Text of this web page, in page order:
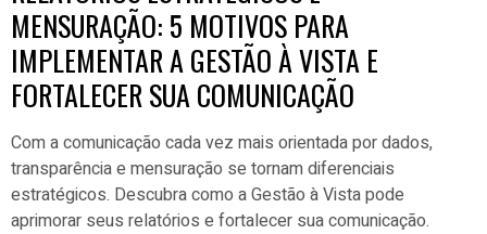
MENSURAÇÃO: 5 MOTIVOS PARA
IMPLEMENTAR A GESTÃO À VISTA E
FORTALECER SUA COMUNICAÇÃO
Com a comunicação cada vez mais orientada por dados,
transparência e mensuração se tornam diferenciais
estratégicos. Descubra como a Gestão à Vista pode
aprimorar seus relatórios e fortalecer sua comunicação.